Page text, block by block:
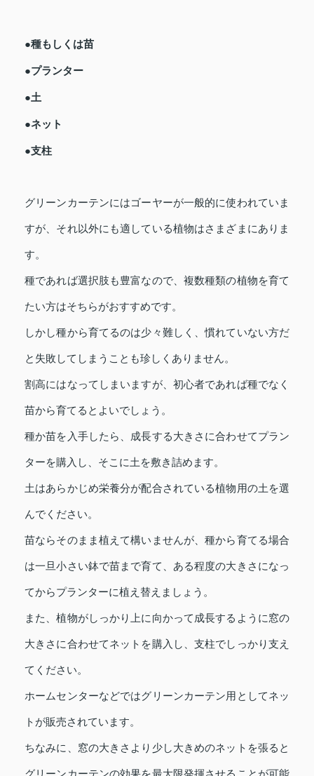
●種もしくは苗
●プランター
●土
●ネット
●支柱
グリーンカーテンにはゴーヤーが一般的に使われていま
すが、それ以外にも適している植物はさまざまにありま
す。
種であれば選択肢も豊富なので、複数種類の植物を育て
たい方はそちらがおすすめです。
しかし種から育てるのは少々難しく、慣れていない方だ
と失敗してしまうことも珍しくありません。
割高にはなってしまいますが、初心者であれば種でなく
苗から育てるとよいでしょう。
種か苗を入手したら、成長する大きさに合わせてプラン
ターを購入し、そこに土を敷き詰めます。
土はあらかじめ栄養分が配合されている植物用の土を選
んでください。
苗ならそのまま植えて構いませんが、種から育てる場合
は一旦小さい鉢で苗まで育て、ある程度の大きさになっ
てからプランターに植え替えましょう。
また、植物がしっかり上に向かって成長するように窓の
大きさに合わせてネットを購入し、支柱でしっかり支え
てください。
ホームセンターなどではグリーンカーテン用としてネッ
トが販売されています。
ちなみに、窓の大きさより少し大きめのネットを張ると